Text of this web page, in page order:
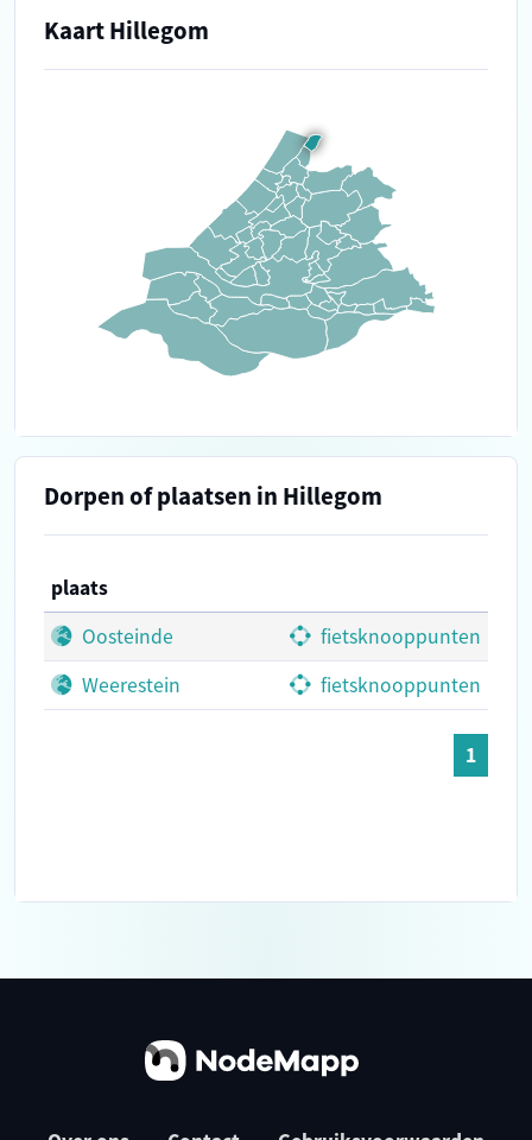
Kaart Hillegom
Dorpen of plaatsen in Hillegom
plaats
Oosteinde
fietsknooppunten
Weerestein
fietsknooppunten
1